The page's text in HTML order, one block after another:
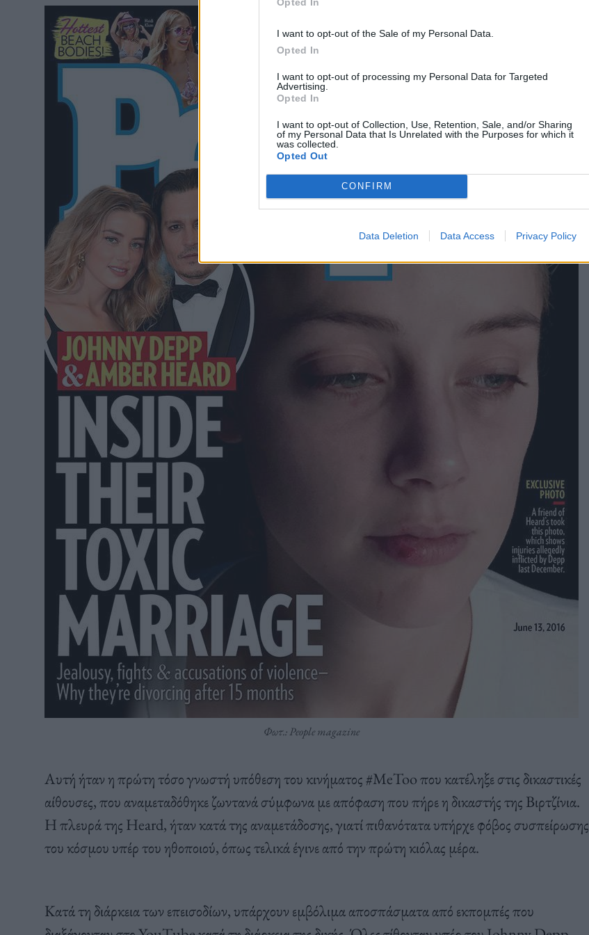
I want to opt-out of the Sale of my Personal Data.
Opted In
I want to opt-out of processing my Personal Data for Targeted
Advertising.
Opted In
I want to opt-out of Collection, Use, Retention, Sale, and/or Sharing
of my Personal Data that Is Unrelated with the Purposes for which it
was collected.
Opted Out
CONFIRM
Data Deletion Data Access Privacy Policy
Φωτ.: People magazine
Αυτή ήταν η πρώτη τόσο γνωστή υπόθεση του κινήματος #MeToo που κατέληξε στις δικαστικές
αίθουσες, που αναμεταδόθηκε ζωντανά σύμφωνα με απόφαση που πήρε η δικαστής της Βιρτζίνια.
Η πλευρά της Heard, ήταν κατά της αναμετάδοσης, γιατί πιθανότατα υπήρχε φόβος συσπείρωσης
του κόσμου υπέρ του ηθοποιού, όπως τελικά έγινε από την πρώτη κιόλας μέρα.
Κατά τη διάρκεια των επεισοδίων, υπάρχουν εμβόλιμα αποσπάσματα από εκπομπές που